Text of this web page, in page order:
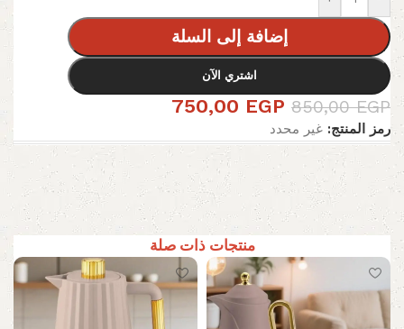
إضافة إلى السلة
اشتري الآن
850,00EGP
750,00 EGP
رمز المنتج: غير محدد
منتجات ذات صلة